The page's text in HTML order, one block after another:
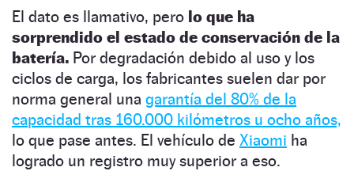
El dato es llamativo, pero lo que ha
sorprendido el estado de conservación de la
batería. Por degradación debido al uso y los
ciclos de carga, los fabricantes suelen dar por
norma general una garantía del 80% de la
capacidad tras 160.000 kilómetros u ocho años,
lo que pase antes. El vehículo de Xiaomi ha
logrado un registro muy superior a eso.